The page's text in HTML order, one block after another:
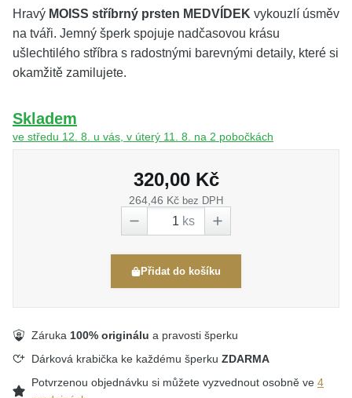
Hravý MOISS stříbrný prsten MEDVÍDEK vykouzlí úsměv
na tváři. Jemný šperk spojuje nadčasovou krásu
ušlechtilého stříbra s radostnými barevnými detaily, které si
okamžitě zamilujete.
Skladem
ve středu 12. 8. u vás, v úterý 11. 8. na 2 pobočkách
320,00 Kč
264,46 Kč bez DPH
ks
Přidat do košíku
Záruka 100% originálu a pravosti šperku
Dárková krabička ke každému šperku ZDARMA
Potvrzenou objednávku si můžete vyzvednout osobně ve 4